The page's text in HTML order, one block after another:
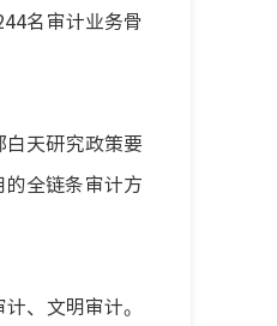
名审计业务骨
天研究政策要
全链条审计方
、文明审计。